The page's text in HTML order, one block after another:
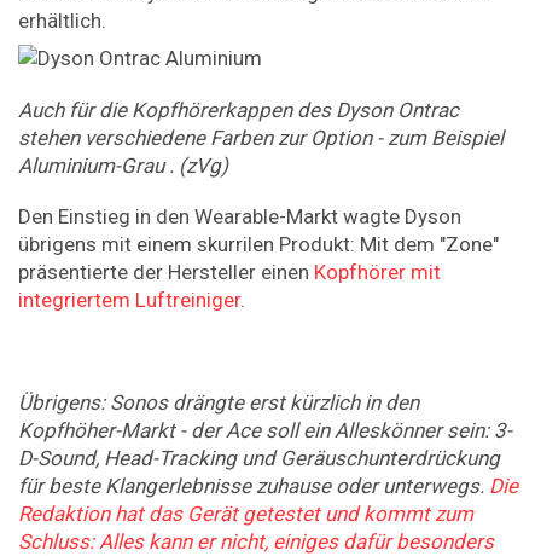
erhältlich.
Auch für die Kopfhörerkappen des Dyson Ontrac
stehen verschiedene Farben zur Option - zum Beispiel
Aluminium-Grau . (zVg)
Den Einstieg in den Wearable-Markt wagte Dyson
übrigens mit einem skurrilen Produkt: Mit dem "Zone"
präsentierte der Hersteller einen Kopfhörer mit
integriertem Luftreiniger.
Übrigens: Sonos drängte erst kürzlich in den
Kopfhöher-Markt - der Ace soll ein Alleskönner sein: 3-
D-Sound, Head-Tracking und Geräuschunterdrückung
für beste Klangerlebnisse zuhause oder unterwegs. Die
Redaktion hat das Gerät getestet und kommt zum
Schluss: Alles kann er nicht, einiges dafür besonders